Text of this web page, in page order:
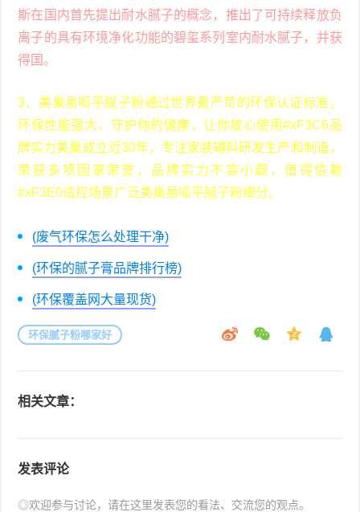
斯在国内首先提出耐水腻子的概念，推出了可持续释放负
离子的具有环境净化功能的碧玺系列室内耐水腻子，并获
得国。
3、美巢易呱平腻子粉通过世界最严苛的环保认证标准，
环保性能强大，守护你的健康，让你放心使用#xF3C6品
牌实力美巢成立近30年，专注家装辅料研发生产和制造，
荣获多项国家荣誉，品牌实力不容小觑，值得信赖
#xF3E0适应场景广泛美巢易呱平腻子粉细分。
(废气环保怎么处理干净)
(环保的腻子膏品牌排行榜)
(环保覆盖网大量现货)
环保腻子粉哪家好
相关文章：
发表评论
◎欢迎参与讨论，请在这里发表您的看法、交流您的观点。